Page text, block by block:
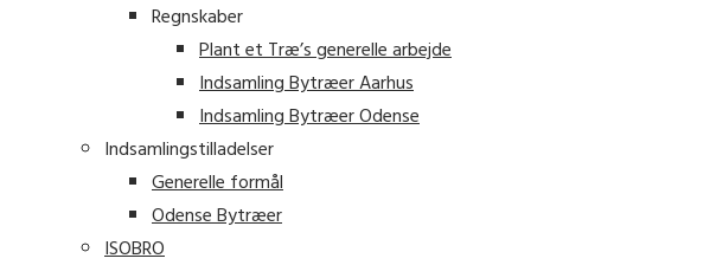
Regnskaber
Plant et Træ’s generelle arbejde
Indsamling Bytræer Aarhus
Indsamling Bytræer Odense
Indsamlingstilladelser
Generelle formål
Odense Bytræer
ISOBRO